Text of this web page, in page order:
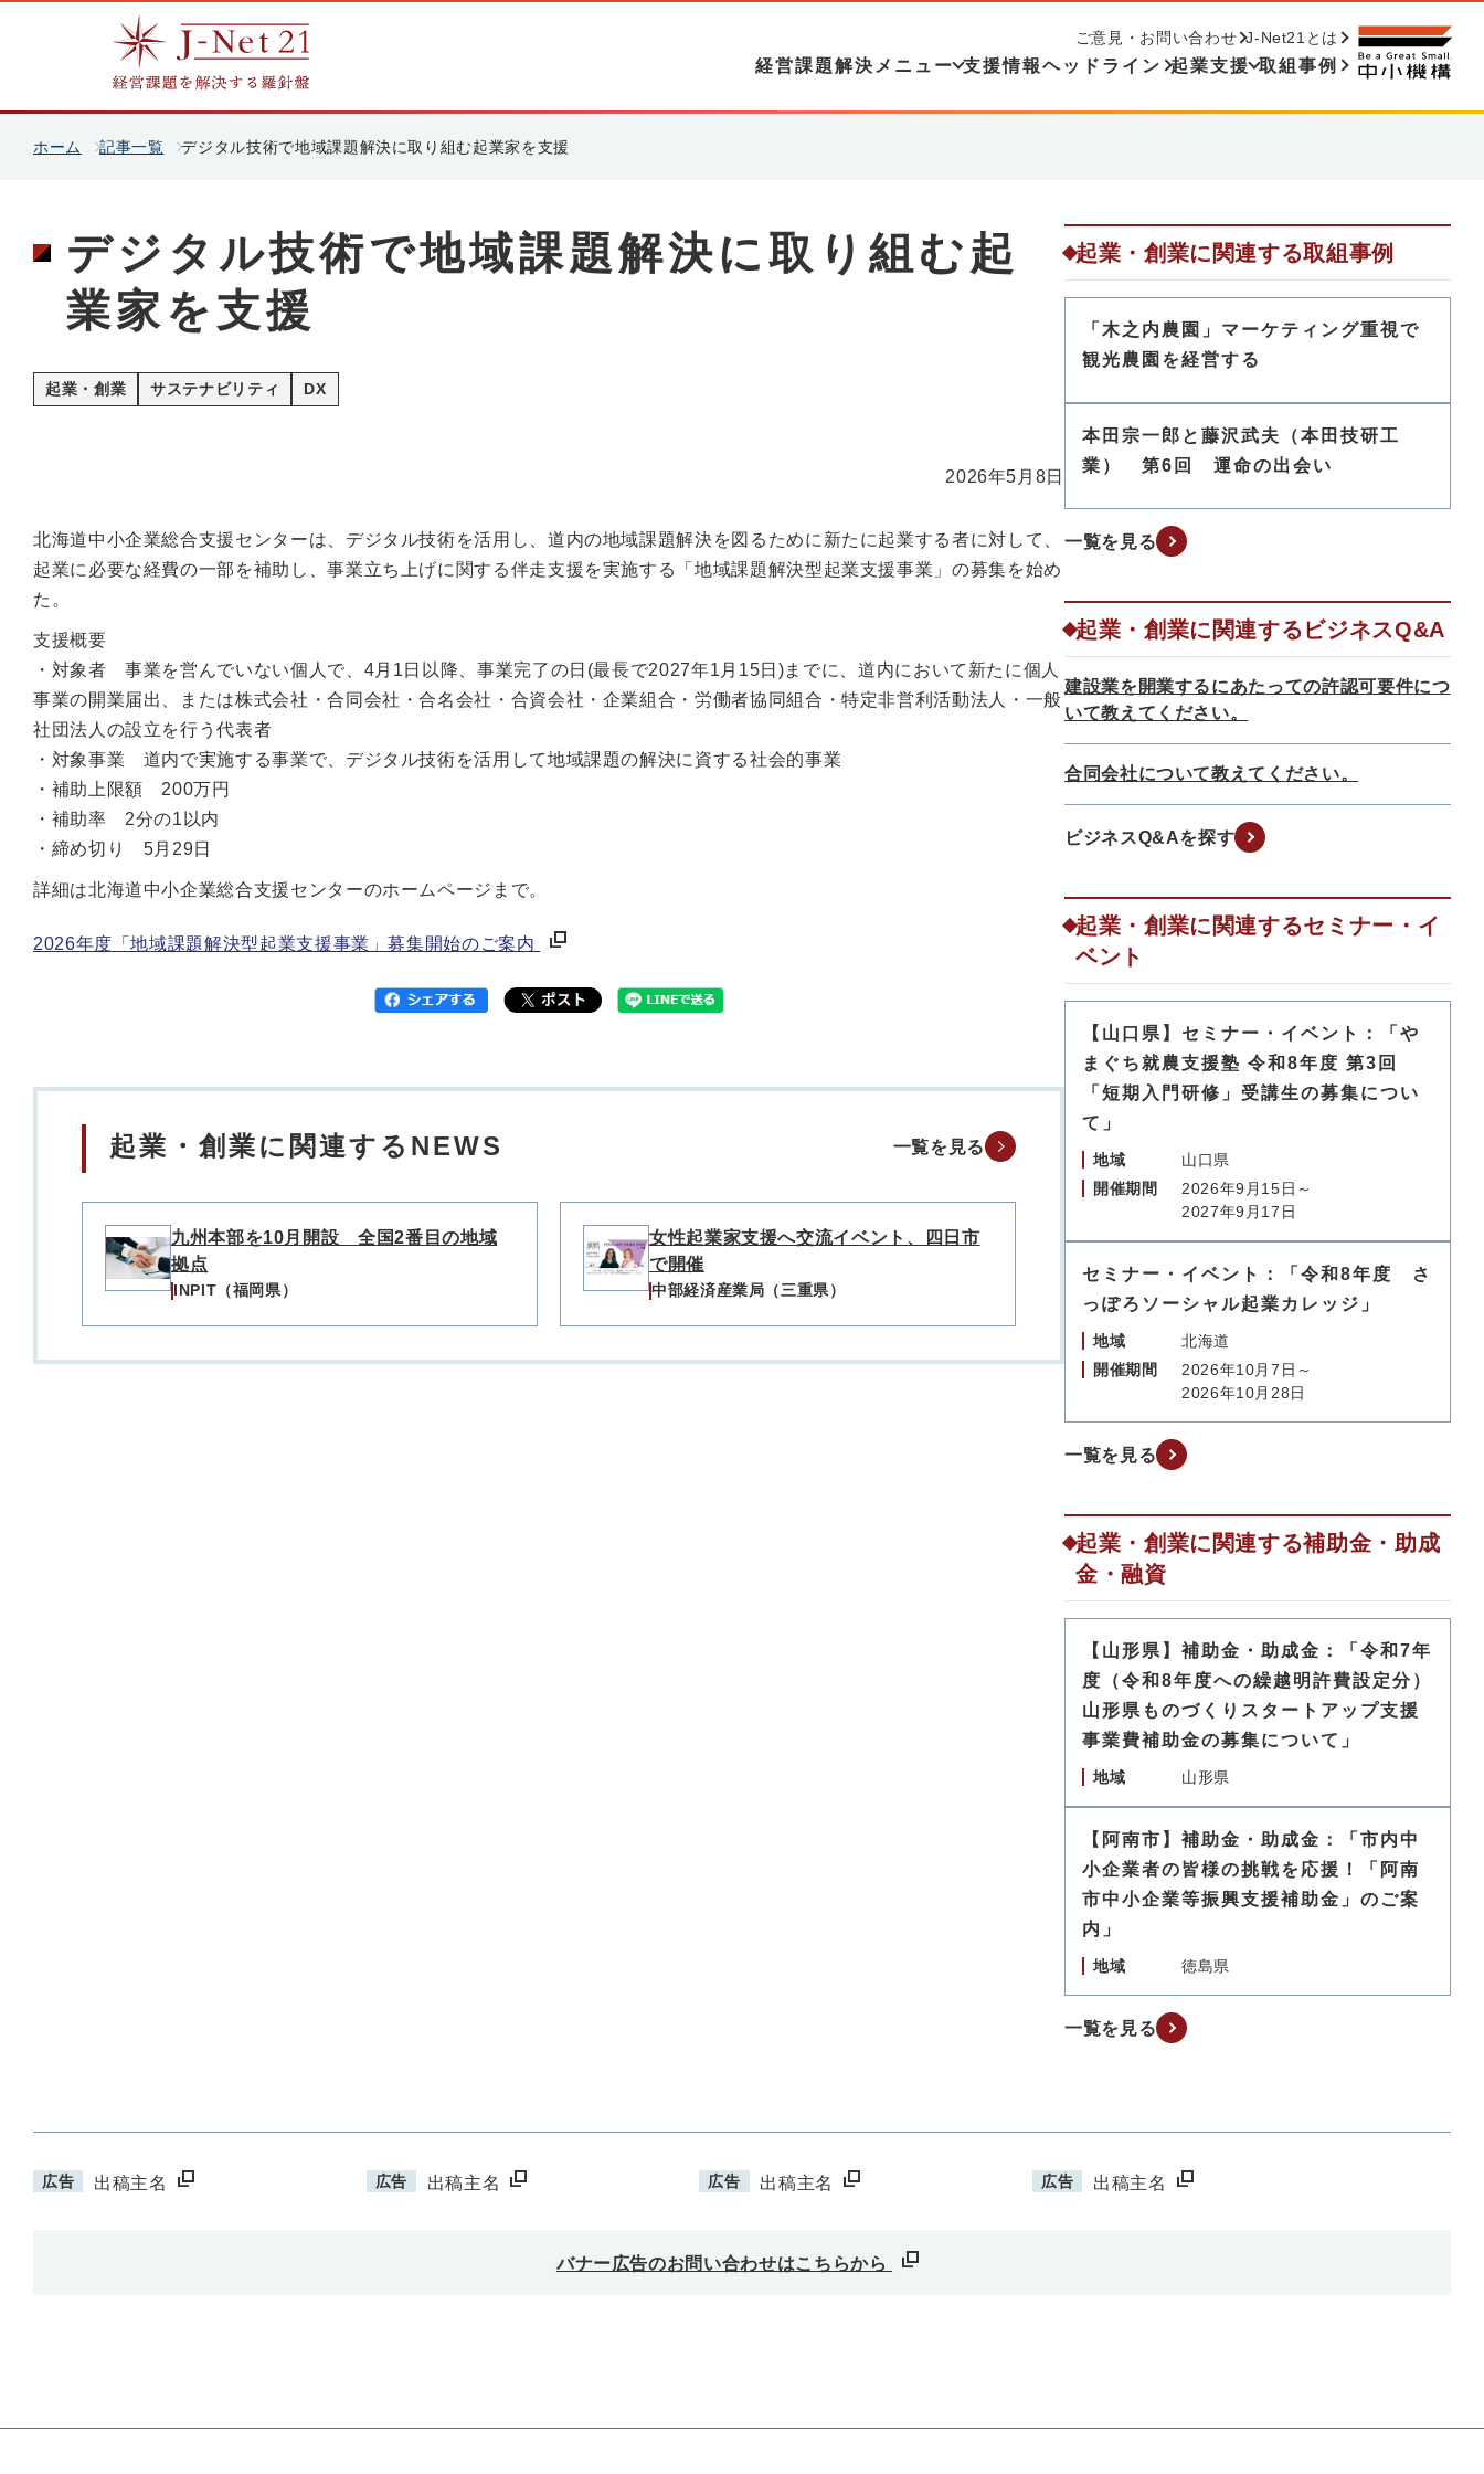
経営課題解決メニュー 支援情報ヘッドライン 起業支援 取組事例
ご意見・お問い合わせ J-Net21とは
ホーム 記事一覧 デジタル技術で地域課題解決に取り組む起業家を支援
デジタル技術で地域課題解決に取り組む起
業家を支援
起業・創業 サステナビリティ DX
2026年5月8日
北海道中小企業総合支援センターは、デジタル技術を活用し、道内の地域課題解決を図るために新たに起業する者に対して、
起業に必要な経費の一部を補助し、事業立ち上げに関する伴走支援を実施する「地域課題解決型起業支援事業」の募集を始め
た。
支援概要
・対象者 事業を営んでいない個人で、4月1日以降、事業完了の日(最長で2027年1月15日)までに、道内において新たに個人
事業の開業届出、または株式会社・合同会社・合名会社・合資会社・企業組合・労働者協同組合・特定非営利活動法人・一般
社団法人の設立を行う代表者
・対象事業 道内で実施する事業で、デジタル技術を活用して地域課題の解決に資する社会的事業
・補助上限額 200万円
・補助率 2分の1以内
・締め切り 5月29日
詳細は北海道中小企業総合支援センターのホームページまで。
2026年度「地域課題解決型起業支援事業」募集開始のご案内
起業・創業に関連するNEWS 一覧を見る
九州本部を10月開設 全国2番目の地域
拠点
INPIT（福岡県）
女性起業家支援へ交流イベント、四日市
で開催
中部経済産業局（三重県）
起業・創業に関連する取組事例
「木之内農園」マーケティング重視で
観光農園を経営する
本田宗一郎と藤沢武夫（本田技研工
業） 第6回 運命の出会い
一覧を見る
起業・創業に関連するビジネスQ&A
建設業を開業するにあたっての許認可要件につ
いて教えてください。
合同会社について教えてください。
ビジネスQ&Aを探す
起業・創業に関連するセミナー・イ
ベント
【山口県】セミナー・イベント：「や
まぐち就農支援塾 令和8年度 第3回
「短期入門研修」受講生の募集につい
て」
地域
山口県
開催期間
2026年9月15日～
2027年9月17日
セミナー・イベント：「令和8年度 さ
っぽろソーシャル起業カレッジ」
地域
北海道
開催期間
2026年10月7日～
2026年10月28日
一覧を見る
起業・創業に関連する補助金・助成
金・融資
【山形県】補助金・助成金：「令和7年
度（令和8年度への繰越明許費設定分）
山形県ものづくりスタートアップ支援
事業費補助金の募集について」
地域 山形県
【阿南市】補助金・助成金：「市内中
小企業者の皆様の挑戦を応援！「阿南
市中小企業等振興支援補助金」のご案
内」
地域 徳島県
一覧を見る
広告 出稿主名 広告 出稿主名 広告 出稿主名 広告 出稿主名
バナー広告のお問い合わせはこちらから